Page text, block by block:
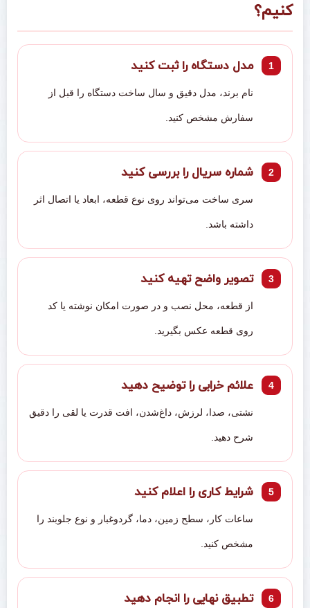
کنیم؟
مدل دستگاه را ثبت کنید
نام برند، مدل دقیق و سال ساخت دستگاه را قبل از
سفارش مشخص کنید.
شماره سریال را بررسی کنید
سری ساخت می‌تواند روی نوع قطعه، ابعاد یا اتصال اثر
داشته باشد.
تصویر واضح تهیه کنید
از قطعه، محل نصب و در صورت امکان نوشته یا کد
روی قطعه عکس بگیرید.
علائم خرابی را توضیح دهید
نشتی، صدا، لرزش، داغ‌شدن، افت قدرت یا لقی را دقیق
شرح دهید.
شرایط کاری را اعلام کنید
ساعات کار، سطح زمین، دما، گردوغبار و نوع جلوبند را
مشخص کنید.
تطبیق نهایی را انجام دهید